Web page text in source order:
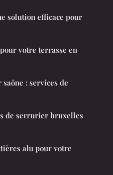
solution efficace pour
votre terrasse en
: services de
de serrurier bruxelles
alu pour votre